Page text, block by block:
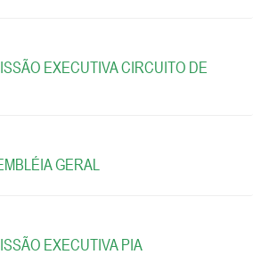
EXECUTIVA CIRCUITO DE
GERAL
EXECUTIVA PIA